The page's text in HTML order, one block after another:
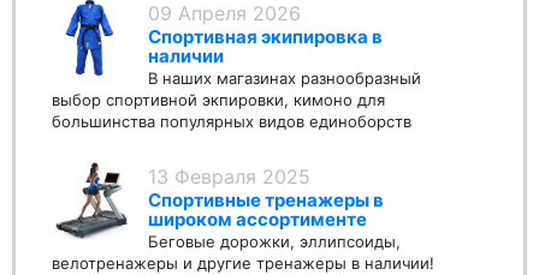
09 Апреля 2026
Спортивная экипировка в
наличии
В наших магазинах разнообразный
выбор спортивной экпировки, кимоно для
большинства популярных видов единоборств
13 Февраля 2025
Спортивные тренажеры в
широком ассортименте
Беговые дорожки, эллипсоиды,
велотренажеры и другие тренажеры в наличии!